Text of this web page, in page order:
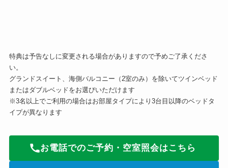
特典は予告なしに変更される場合がありますので予めご了承くださ
い。
グランドスイート、海側バルコニー（2室のみ）を除いてツインベッド
またはダブルベッドをお選びいただけます
※3名以上でご利用の場合はお部屋タイプにより3台目以降のベッドタ
イプが異なります
お電話でのご予約・空室照会はこちら